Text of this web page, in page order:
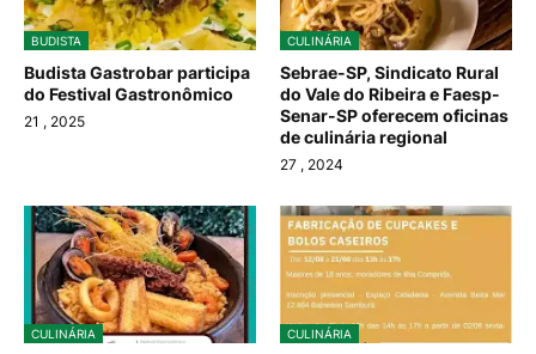
BUDISTA
Budista Gastrobar participa
do Festival Gastronômico
21 , 2025
CULINÁRIA
Sebrae-SP, Sindicato Rural
do Vale do Ribeira e Faesp-
Senar-SP oferecem oficinas
de culinária regional
27 , 2024
CULINÁRIA CULINÁRIA